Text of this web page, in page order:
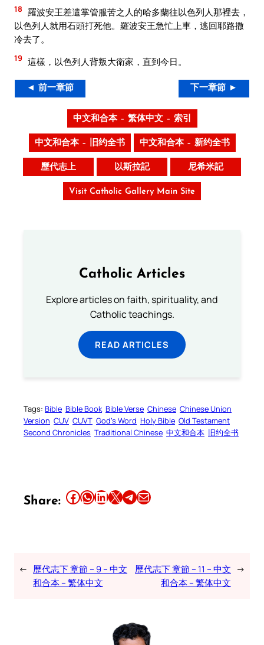
18 羅波安王差遣掌管服苦之人的哈多蘭往以色列人那裡去，
以色列人就用石頭打死他。羅波安王急忙上車，逃回耶路撒
冷去了。
19 這樣，以色列人背叛大衛家，直到今日。
◄ 前一章節 下一章節 ►
中文和合本 – 繁体中文 – 索引
中文和合本 – 旧约全书 中文和合本 – 新约全书
歷代志上 以斯拉記 尼希米記
Visit Catholic Gallery Main Site
Catholic Articles
Explore articles on faith, spirituality, and
Catholic teachings.
READ ARTICLES
Tags: Bible Bible Book Bible Verse Chinese Chinese Union
Version CUV CUVT God’s Word Holy Bible Old Testament
Second Chronicles Traditional Chinese 中文和合本 旧约全书
Share: Share this article on Facebook Share this article on WhatsApp Share this article on LinkedIn Share this article on X Share this article on TelegramEmail this Article
← 歷代志下 章節 – 9 – 中文
和合本 – 繁体中文
歷代志下 章節 – 11 – 中文
和合本 – 繁体中文
→